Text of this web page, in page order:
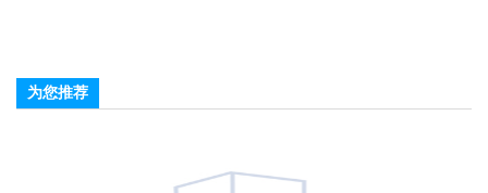
为您推荐